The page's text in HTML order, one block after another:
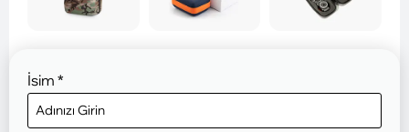
İsim *